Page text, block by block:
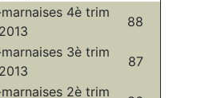
4è trim
2013
88
3è trim
2013
87
2è trim